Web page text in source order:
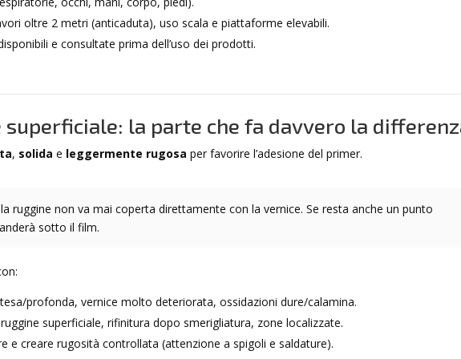
oltre 2 metri (anticaduta), uso scala e piattaforme elevabili.
e consultate prima dell’uso dei prodotti.
superficiale: la parte che fa davvero la
, solida e leggermente rugosa per favorire l’adesione del primer.
la ruggine non va mai coperta direttamente con la vernice. Se resta anche un punto
sotto il film.
profonda, vernice molto deteriorata, ossidazioni dure/calamina.
superficiale, rifinitura dopo smerigliatura, zone localizzate.
e creare rugosità controllata (attenzione a spigoli e saldature).